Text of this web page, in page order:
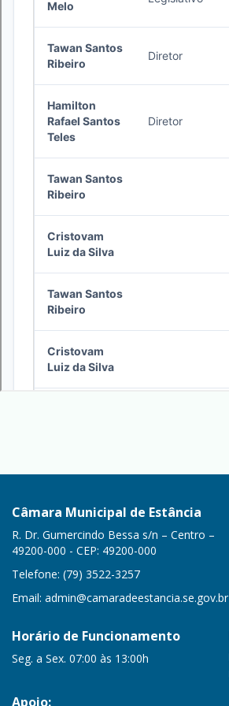
Câmara Municipal de Estância
R. Dr. Gumercindo Bessa s/n – Centro –
49200-000 - CEP: 49200-000
Telefone: (79) 3522-3257
Email: admin@camaradeestancia.se.gov.br
Horário de Funcionamento
Seg. a Sex. 07:00 às 13:00h
Apoio: